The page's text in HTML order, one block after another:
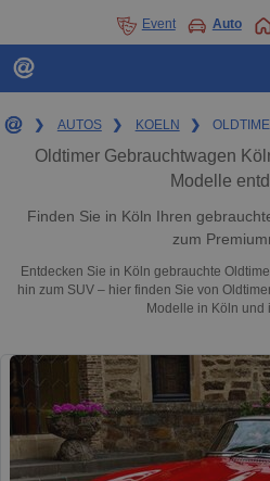
Event Auto
❯ AUTOS ❯ KOELN ❯
Oldtimer Gebrauchtwagen
Modelle
Finden Sie in Köln Ihren
zum
Entdecken Sie in Köln gebrauchte
hin zum SUV – hier finden Sie von
Modelle in Köln und